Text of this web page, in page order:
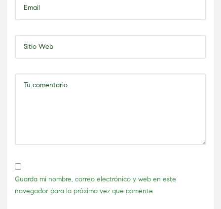
Guarda mi nombre, correo electrónico y web en este
navegador para la próxima vez que comente.